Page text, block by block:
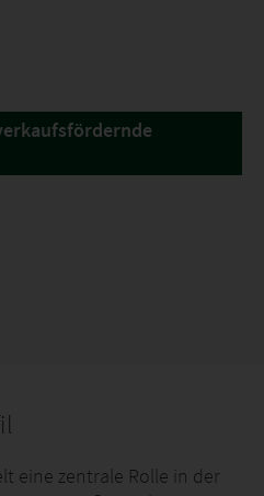
eine zentrale Rolle in der